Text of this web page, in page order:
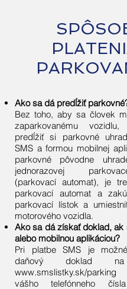
Ako sa dá predĺžiť
Bez toho, aby sa človek
zaparkovanému
predĺžiť si parkovné
SMS a formou mobilnej
parkovné pôvodne
jednorazovej
(parkovací automat), je
parkovací automat a
parkovací lístok a
motorového vozidla.
Ako sa dá získať doklad, ak
alebo mobilnou aplikáciou?
Pri platbe SMS je
daňový doklad
www.smslistky.sk/parking
vášho telefónneho